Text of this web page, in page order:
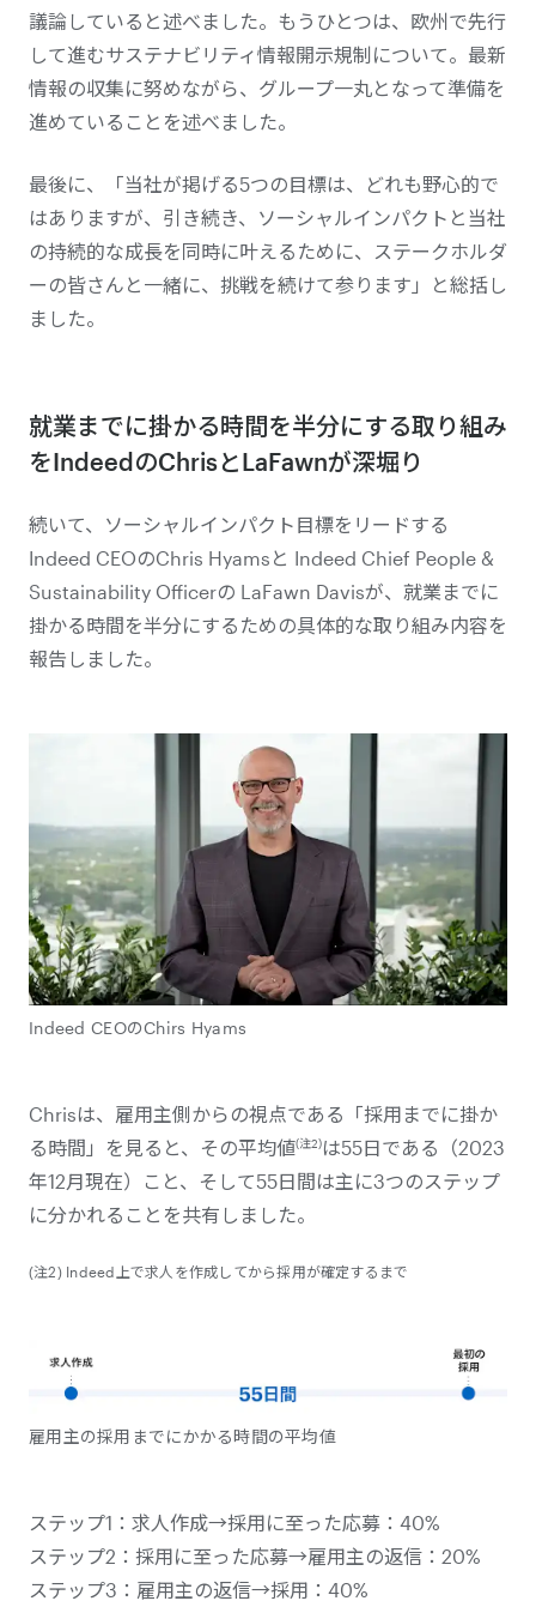
議論していると述べました。もうひとつは、欧州で先行
して進むサステナビリティ情報開示規制について。最新
情報の収集に努めながら、グループ一丸となって準備を
進めていることを述べました。
最後に、「当社が掲げる5つの目標は、どれも野心的で
はありますが、引き続き、ソーシャルインパクトと当社
の持続的な成長を同時に叶えるために、ステークホルダ
ーの皆さんと一緒に、挑戦を続けて参ります」と総括し
ました。
就業までに掛かる時間を半分にする取り組み
をIndeedのChrisとLaFawnが深堀り
続いて、ソーシャルインパクト目標をリードする
Indeed CEOのChris Hyamsと Indeed Chief People &
Sustainability Officerの LaFawn Davisが、就業までに
掛かる時間を半分にするための具体的な取り組み内容を
報告しました。
Indeed CEOのChirs Hyams
Chrisは、雇用主側からの視点である「採用までに掛か
る時間」を見ると、その平均値(注2)は55日である（2023
年12月現在）こと、そして55日間は主に3つのステップ
に分かれることを共有しました。
(注2) Indeed上で求人を作成してから採用が確定するまで
雇用主の採用までにかかる時間の平均値
ステップ1：求人作成→採用に至った応募：40%
ステップ2：採用に至った応募→雇用主の返信：20%
ステップ3：雇用主の返信→採用：40%